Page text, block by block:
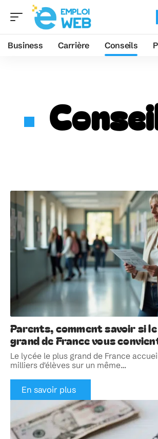
Business Carrière Conseils
Parents, comment savoir si
grand de France vous
Le lycée le plus grand de France
milliers d'élèves sur un même…
En savoir plus